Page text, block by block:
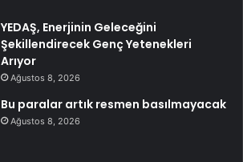
YEDAŞ, Enerjinin Geleceğini
Şekillendirecek Genç Yetenekleri
Arıyor
Ağustos 8, 2026
Bu paralar artık resmen basılmayacak
Ağustos 8, 2026